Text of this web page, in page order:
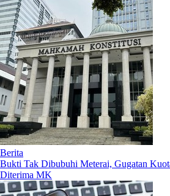
Berita
Bukti Tak Dibubuhi Meterai, Gugatan
Diterima MK